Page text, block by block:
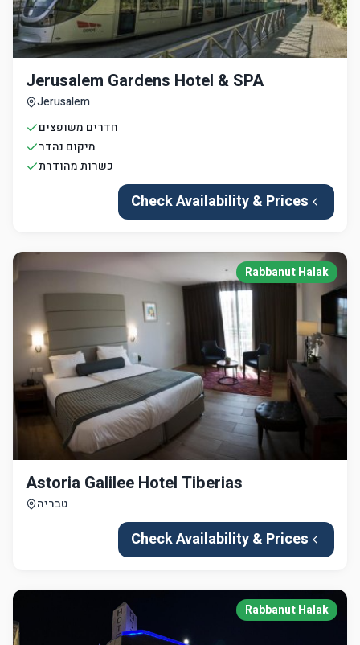
Jerusalem Gardens Hotel & SPA
Jerusalem
חדרים משופצים
מיקום נהדר
כשרות מהודרת
Check Availability & Prices
Rabbanut Halak
Astoria Galilee Hotel Tiberias
טבריה
Check Availability & Prices
Rabbanut Halak